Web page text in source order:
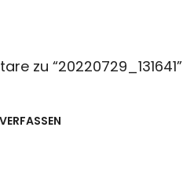
zu “20220729_131641”